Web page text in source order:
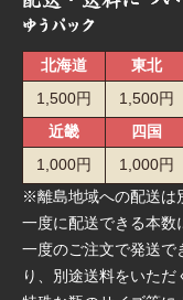
北海道 東北
1,500円
1,500円
近畿
四国
1,000円
1,000円
※離島地域への配送は
一度に配送できる本数
一度のご注文で発送で
り、別途送料をいただ